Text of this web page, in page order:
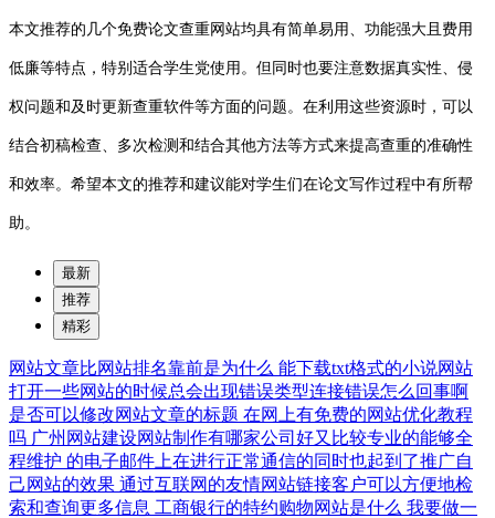
本文推荐的几个免费论文查重网站均具有简单易用、功能强大且费用
低廉等特点，特别适合学生党使用。但同时也要注意数据真实性、侵
权问题和及时更新查重软件等方面的问题。在利用这些资源时，可以
结合初稿检查、多次检测和结合其他方法等方式来提高查重的准确性
和效率。希望本文的推荐和建议能对学生们在论文写作过程中有所帮
助。
最新
推荐
精彩
网站文章比网站排名靠前是为什么 能下载txt格式的小说网站
打开一些网站的时候总会出现错误类型连接错误怎么回事啊
是否可以修改网站文章的标题 在网上有免费的网站优化教程
吗 广州网站建设网站制作有哪家公司好又比较专业的能够全
程维护 的电子邮件上在进行正常通信的同时也起到了推广自
己网站的效果 通过互联网的友情网站链接客户可以方便地检
索和查询更多信息 工商银行的特约购物网站是什么 我要做一